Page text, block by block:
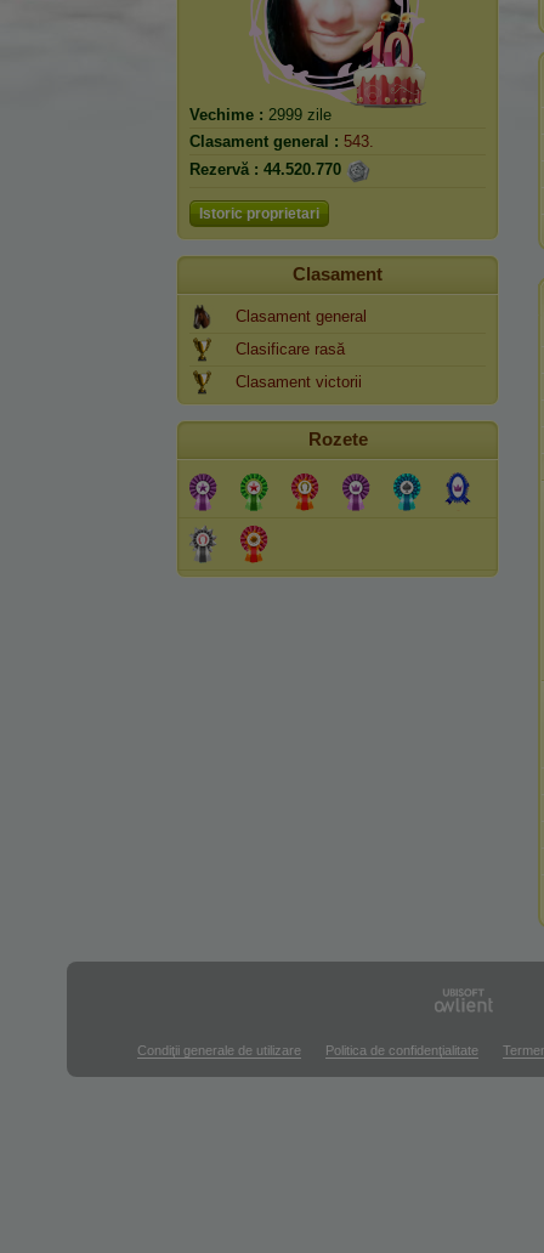
Vechime : 2999 zile
Clasament general : 543.
Rezervă : 44.520.770
Istoric proprietari
Clasament
Clasament general
Clasificare rasă
Clasament victorii
Rozete
Condiţii generale de utilizare Politica de confidenţialitate